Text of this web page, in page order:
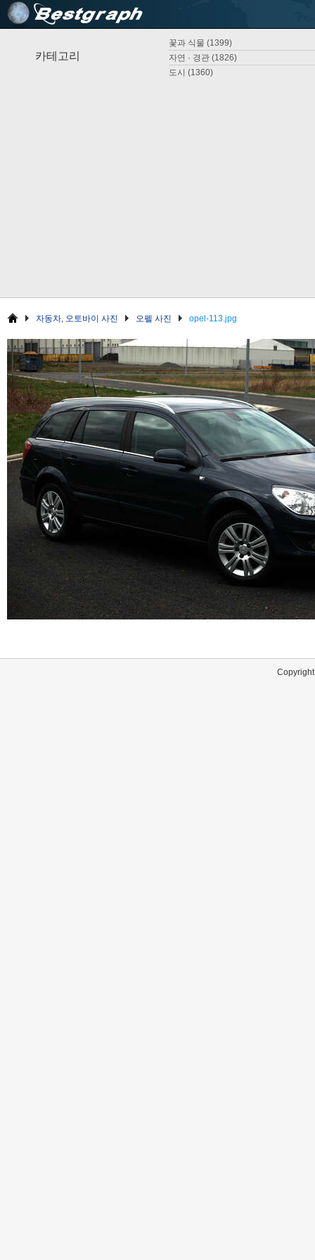
카테고리
꽃과 식물 (1399)
자연 · 경관 (1826)
도시 (1360)
자동차, 오토바이 사진 오펠 사진 opel-113.jpg